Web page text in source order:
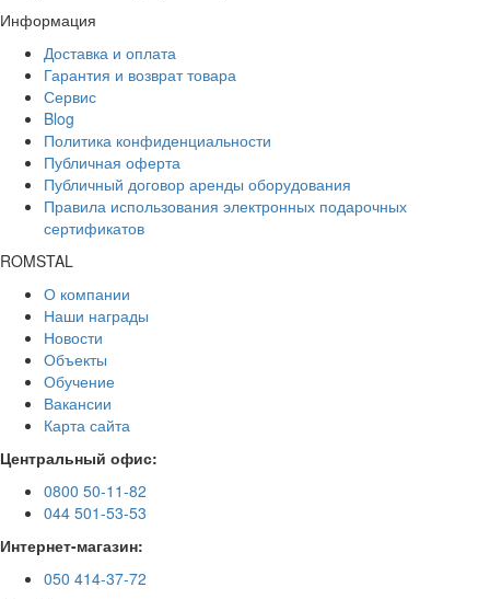
Информация
Доставка и оплата
Гарантия и возврат товара
Сервис
Blog
Политика конфиденциальности
Публичная оферта
Публичный договор аренды оборудования
Правила использования электронных подарочных
сертификатов
ROMSTAL
О компании
Наши награды
Новости
Объекты
Обучение
Вакансии
Карта сайта
Центральный офис:
0800 50-11-82
044 501-53-53
Интернет-магазин:
050 414-37-72